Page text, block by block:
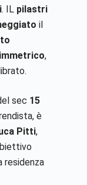
. IL pilastri
il
,
sec 15
è
Pitti,
residenza